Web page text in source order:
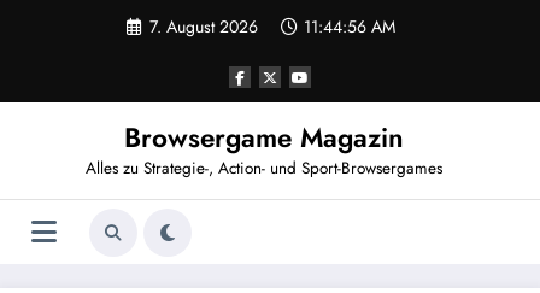
7. August 2026 11:44:56 AM
Browsergame Magazin
Alles zu Strategie-, Action- und Sport-Browsergames